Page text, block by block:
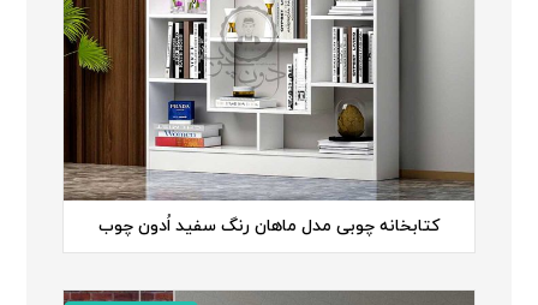
کتابخانه چوبی مدل ماهان رنگ سفید اُدون چوب